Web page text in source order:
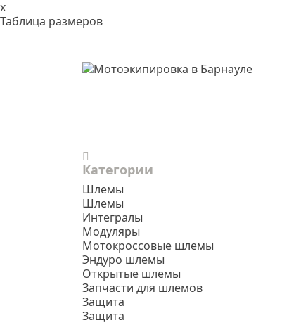
x
Таблица размеров
Категории
Шлемы
Шлемы
Интегралы
Модуляры
Мотокроссовые шлемы
Эндуро шлемы
Открытые шлемы
Запчасти для шлемов
Защита
Защита